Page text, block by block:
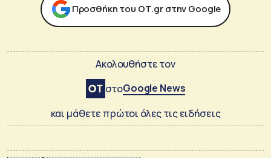
Προσθήκη του ΟΤ.gr στην Google
Ακολουθήστε τον
στοGoogle News
και μάθετε πρώτοι όλες τις ειδήσεις